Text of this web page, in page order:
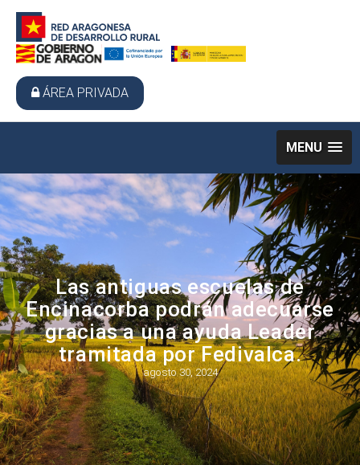
ÁREA PRIVADA
MENU
Las antiguas escuelas de
Encinacorba podrán adecuarse
gracias a una ayuda Leader
tramitada por Fedivalca.
agosto 30, 2024